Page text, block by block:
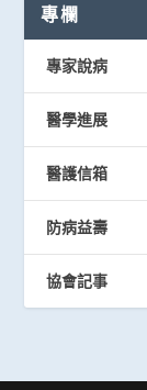
專欄
專家說病
醫學進展
醫護信箱
防病益壽
協會記事